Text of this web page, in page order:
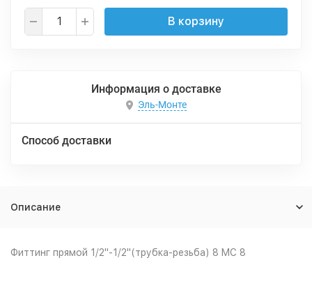
В корзину
Информация о доставке
Эль-Монте
Способ доставки
Описание
Фиттинг прямой 1/2"-1/2"(трубка-резьба) 8 MC 8